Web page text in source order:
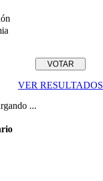
VER RESULTADOS
...